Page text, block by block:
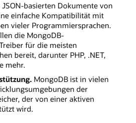
basierten Dokumente von
einfache Kompatibilität mit
vieler Programmiersprachen.
die MongoDB-
für die meisten
bereit, darunter PHP, .NET,
mehr.
MongoDB ist in vielen
der
der von einer aktiven
wird.